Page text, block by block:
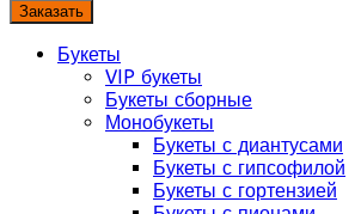
Заказать
Букеты
VIP букеты
Букеты сборные
Монобукеты
Букеты с диантусами
Букеты с гипсофилой
Букеты с гортензией